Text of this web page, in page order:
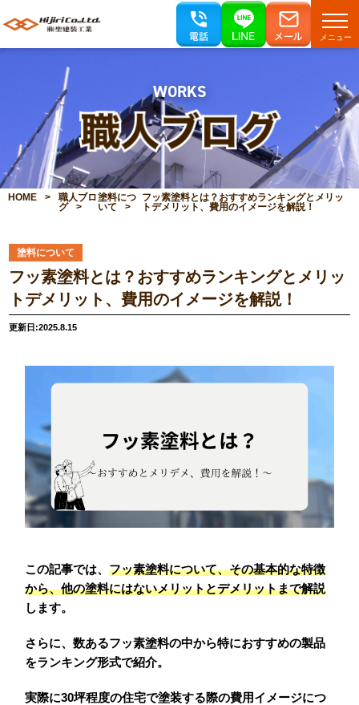
メニュー
WORKS
HOME
職人ブロ
グ
塗料につ
いて
フッ素塗料とは？おすすめランキングとメリッ
トデメリット、費用のイメージを解説！
塗料について
フッ素塗料とは？おすすめランキングとメリッ
トデメリット、費用のイメージを解説！
更新日:2025.8.15
この記事では、フッ素塗料について、その基本的な特徴
から、他の塗料にはないメリットとデメリットまで解説
します。
さらに、数あるフッ素塗料の中から特におすすめの製品
をランキング形式で紹介。
実際に30坪程度の住宅で塗装する際の費用イメージにつ